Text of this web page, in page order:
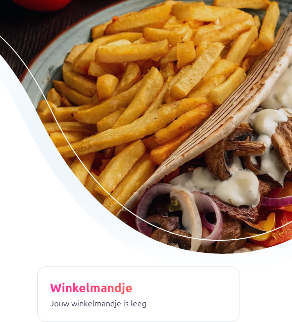
warme broodjes, authentieke pizza's en smaakvolle schotels is er
Winkelmandje
Jouw winkelmandje is leeg